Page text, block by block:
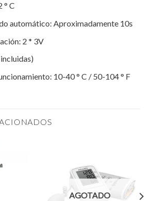
° C
automático: Aproximadamente 10s
2 * 3V
10-40 ° C / 50-104 ° F
AGOTADO